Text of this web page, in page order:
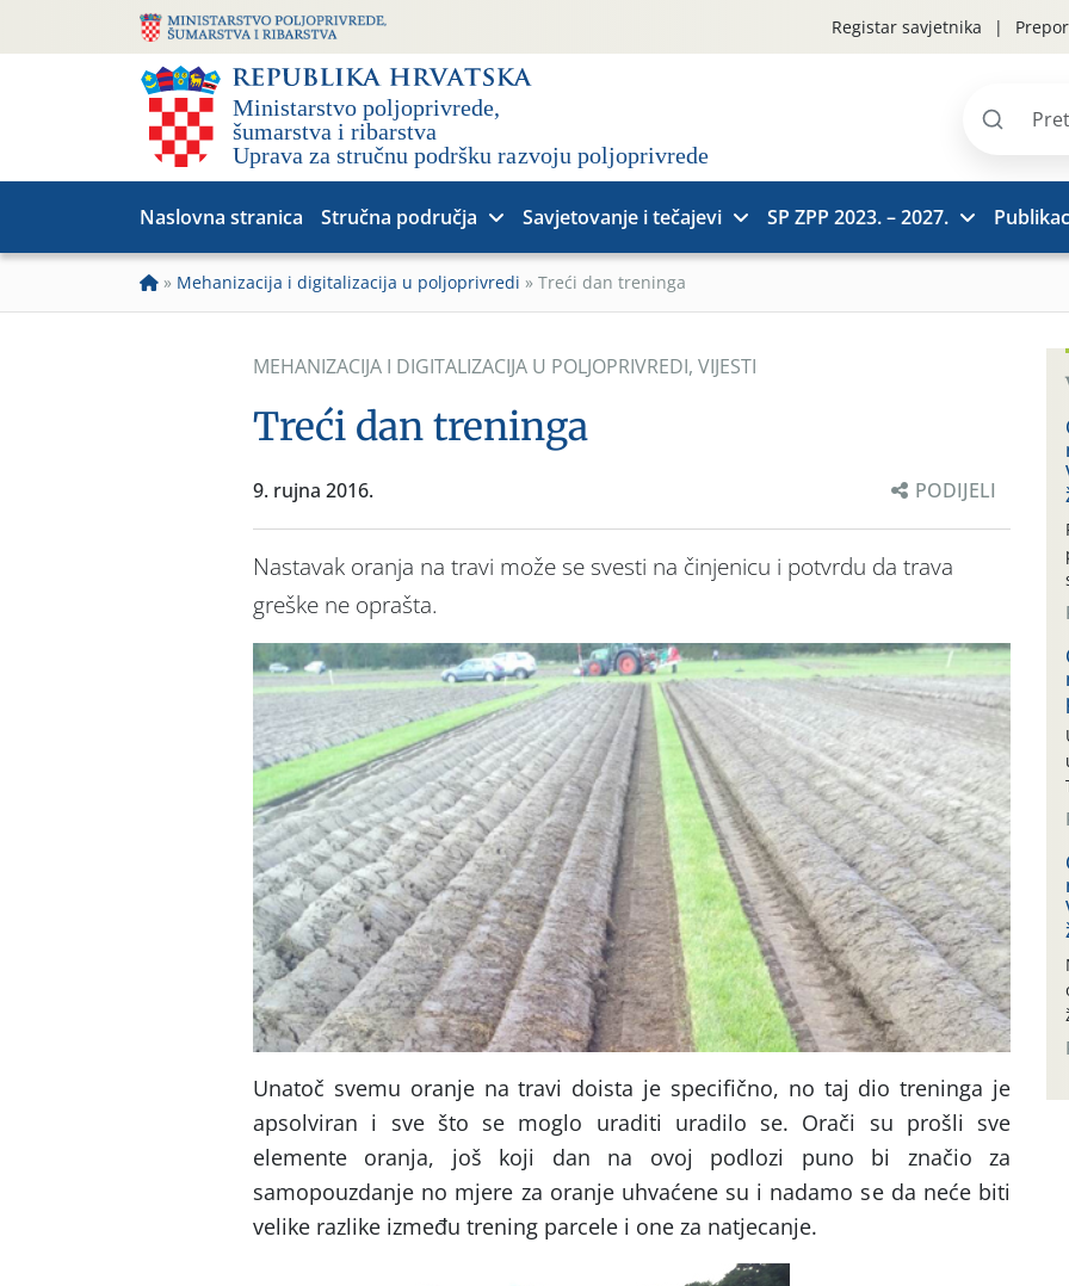
Registar savjetnika
Pretraži
Naslovna stranica Stručna područja Savjetovanje i tečajevi SP ZPP 2023. – 2027.
» Mehanizacija i digitalizacija u poljoprivredi » Treći dan treninga
MEHANIZACIJA I DIGITALIZACIJA U POLJOPRIVREDI, VIJESTI
Treći dan treninga
9. rujna 2016. PODIJELI
Nastavak oranja na travi može se svesti na činjenicu i potvrdu da trava
greške ne oprašta.
Unatoč svemu oranje na travi doista je specifično, no taj dio treninga je
apsolviran i sve što se moglo uraditi uradilo se. Orači su prošli sve
elemente oranja, još koji dan na ovoj podlozi puno bi značio za
samopouzdanje no mjere za oranje uhvaćene su i nadamo se da neće biti
velike razlike između trening parcele i one za natjecanje.